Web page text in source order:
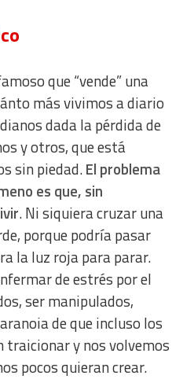
que “vende” una
más vivimos a diario
dada la pérdida de
y otros, que está
sin piedad.El problema
es que, sin
. Ni siquiera cruzar una
porque podría pasar
la luz roja para parar.
de estrés por el
ser manipulados,
de que incluso los
traicionar y nos volvemos
pocos quieran crear.